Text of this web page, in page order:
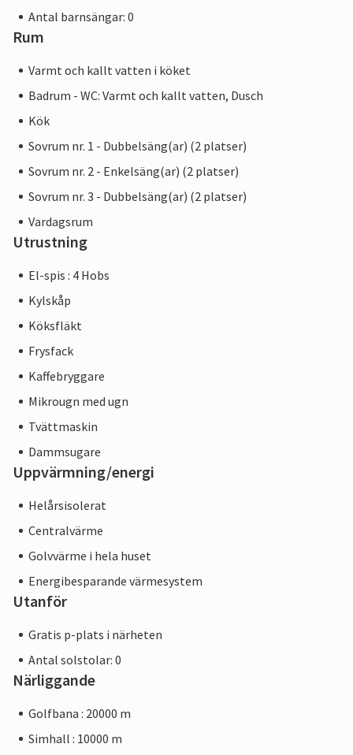
Antal barnsängar: 0
Rum
Varmt och kallt vatten i köket
Badrum - WC: Varmt och kallt vatten, Dusch
Kök
Sovrum nr. 1 - Dubbelsäng(ar) (2 platser)
Sovrum nr. 2 - Enkelsäng(ar) (2 platser)
Sovrum nr. 3 - Dubbelsäng(ar) (2 platser)
Vardagsrum
Utrustning
El-spis : 4 Hobs
Kylskåp
Köksfläkt
Frysfack
Kaffebryggare
Mikrougn med ugn
Tvättmaskin
Dammsugare
Uppvärmning/energi
Helårsisolerat
Centralvärme
Golvvärme i hela huset
Energibesparande värmesystem
Utanför
Gratis p-plats i närheten
Antal solstolar: 0
Närliggande
Golfbana : 20000 m
Simhall : 10000 m